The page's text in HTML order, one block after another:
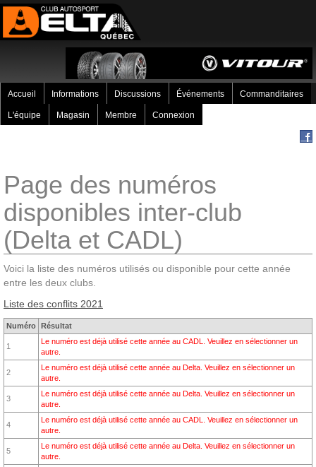
Accueil Informations Discussions Événements Commanditaires
L'équipe Magasin Membre Connexion
Page des numéros
disponibles inter-club
(Delta et CADL)
Voici la liste des numéros utilisés ou disponible pour cette année
entre les deux clubs.
Liste des conflits 2021
Numéro Résultat
1
Le numéro est déjà utilisé cette année au CADL. Veuillez en sélectionner un
autre.
2
Le numéro est déjà utilisé cette année au Delta. Veuillez en sélectionner un
autre.
3
Le numéro est déjà utilisé cette année au Delta. Veuillez en sélectionner un
autre.
4
Le numéro est déjà utilisé cette année au CADL. Veuillez en sélectionner un
autre.
5
Le numéro est déjà utilisé cette année au Delta. Veuillez en sélectionner un
autre.